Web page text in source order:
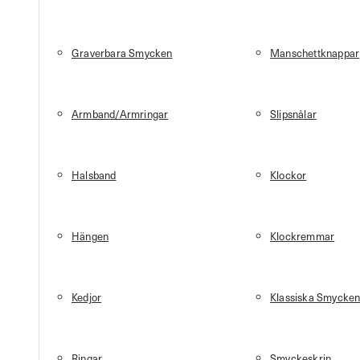
Graverbara Smycken
Armband/Armringar
Halsband
Hängen
Kedjor
Manschettknappar
Slipsnålar
Klockor
Klockremmar
Klassiska Smycken